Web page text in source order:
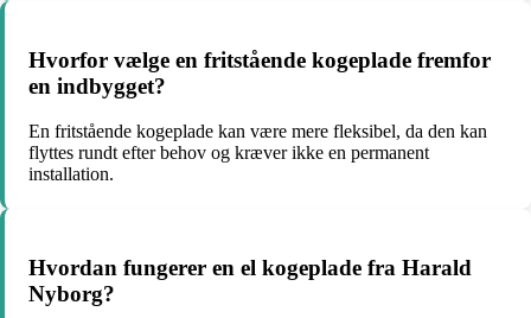
Hvorfor vælge en fritstående kogeplade fremfor
en indbygget?
En fritstående kogeplade kan være mere fleksibel, da den kan
flyttes rundt efter behov og kræver ikke en permanent
installation.
Hvordan fungerer en el kogeplade fra Harald
Nyborg?